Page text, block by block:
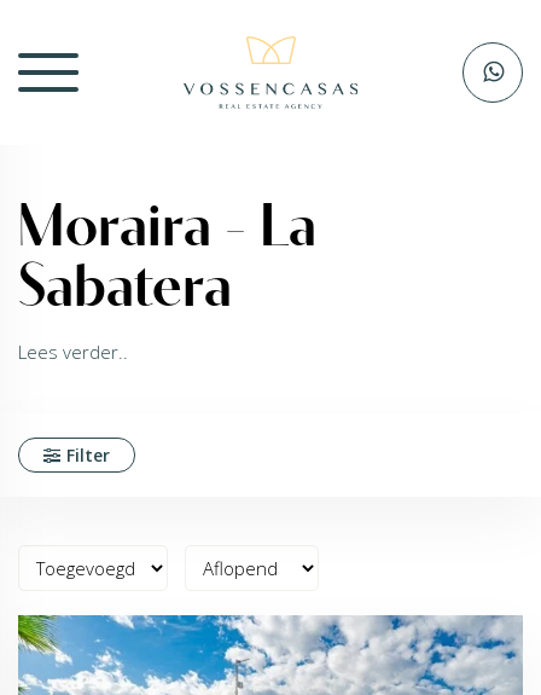
Moraira - La
Sabatera
Lees verder..
Filter